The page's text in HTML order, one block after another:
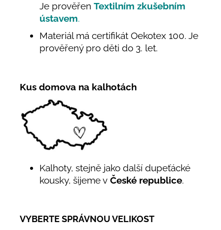
Je prověřen Textilním zkušebním
ústavem.
Materiál má certifikát Oekotex 100. Je
prověřený pro děti do 3. let.
Kus domova na kalhotách
Kalhoty, stejně jako další dupeťácké
kousky, šijeme v České republice.
VYBERTE SPRÁVNOU VELIKOST